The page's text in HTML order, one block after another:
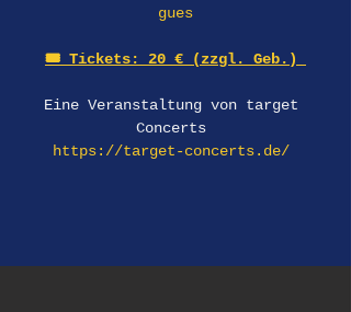
gues
🎟️ Tickets: 20 € (zzgl. Geb.)
Eine Veranstaltung von target
Concerts
https://target-concerts.de/